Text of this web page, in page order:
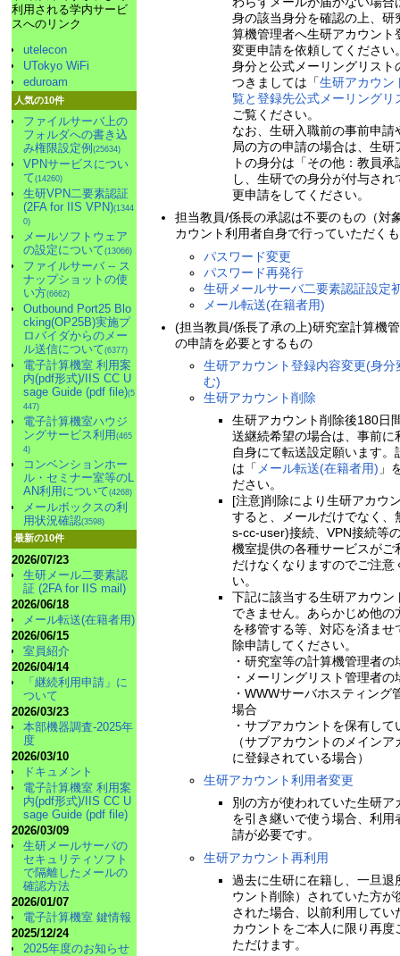
身の該当身分を確認の上、研
算機管理者へ生研アカウント
変更申請を依頼してください
身分と公式メーリングリスト
つきましては「生研アカウン
覧と登録先公式メーリングリ
ご覧ください。
なお、生研入職前の事前申請
局の方の申請の場合は、生研
トの身分は「その他：教員承
し、生研での身分が付与され
更申請をしてください。
担当教員/係長の承認は不要のもの（対
カウント利用者自身で行っていただく
パスワード変更
パスワード再発行
生研メールサーバ二要素認証設定
メール転送(在籍者用)
(担当教員/係長了承の上)研究室計算機
の申請を必要とするもの
生研アカウント登録内容変更(身分
む)
生研アカウント削除
生研アカウント削除後180日
送継続希望の場合は、事前に
自身にて転送設定願います。
は「 メール転送(在籍者用) 」
ださい。
[注意]削除により生研アカウ
すると、メールだけでなく、
s-cc-user)接続、VPN接続等
機室提供の各種サービスがご
だけなくなりますのでご注意
い。
下記に該当する生研アカウン
できません。あらかじめ他の
を移管する等、対応を済ませ
除申請してください。
・研究室等の計算機管理者の
・メーリングリスト管理者の
・WWWサーバホスティング
場合
・サブアカウントを保有して
（サブアカウントのメインア
に登録されている場合）
生研アカウント利用者変更
別の方が使われていた生研ア
を引き継いで使う場合、利用
請が必要です。
生研アカウント再利用
過去に生研に在籍し、一旦退
ウント削除）されていた方が
された場合、以前利用してい
カウントをご本人に限り再度
ただけます。
利用される学内サービ
スへのリンク
utelecon
UTokyo WiFi
eduroam
人気の10件
ファイルサーバ上の
フォルダへの書き込
み権限設定例 (25634)
VPNサービスについ
て(14260)
生研VPN二要素認証
(2FA for IIS VPN)(1344
0)
メールソフトウェア
の設定について(13066)
ファイルサーバ -- ス
ナップショットの使
い方(6662)
Outbound Port25 Blo
cking(OP25B)実施プ
ロバイダからのメー
ル送信について(6377)
電子計算機室 利用案
内(pdf形式)/IIS CC U
sage Guide (pdf file)(5
447)
電子計算機室ハウジ
ングサービス利用 (465
4)
コンベンションホー
ル・セミナー室等のL
AN利用について(4268)
メールボックスの利
用状況確認(3598)
最新の10件
2026/07/23
生研メール二要素認
証 (2FA for IIS mail)
2026/06/18
メール転送(在籍者用)
2026/06/15
室員紹介
2026/04/14
「継続利用申請」に
ついて
2026/03/23
本部機器調査-2025年
度
2026/03/10
ドキュメント
電子計算機室 利用案
内(pdf形式)/IIS CC U
sage Guide (pdf file)
2026/03/09
生研メールサーバの
セキュリティソフト
で隔離したメールの
確認方法
2026/01/07
電子計算機室 鍵情報
2025/12/24
2025年度のお知らせ